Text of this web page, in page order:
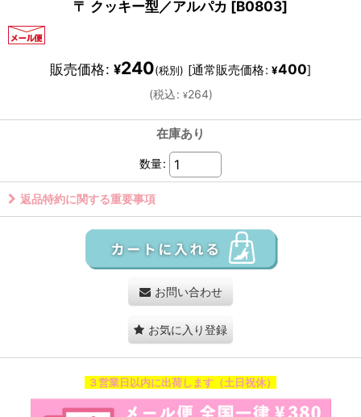
〒 クッキー型／アルパカ [B0803]
販売価格: ¥240(税別) [通常販売価格: ¥400]
(税込: ¥264)
在庫あり
数量:
返品特約に関する重要事項
お問い合わせ
お気に入り登録
３営業日以内に出荷します（土日祝休）